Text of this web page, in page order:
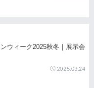
ウィーク2025秋冬｜展示会
2025.03.24